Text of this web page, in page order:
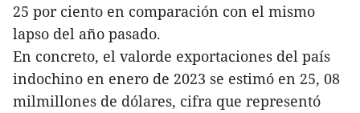
25 por ciento en comparación con el mismo
lapso del año pasado.
En concreto, el valorde exportaciones del país
indochino en enero de 2023 se estimó en 25, 08
milmillones de dólares, cifra que representó